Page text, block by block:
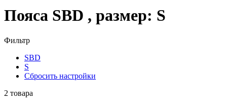
Пояса SBD , размер: S
Фильтр
SBD
S
Сбросить настройки
2 товара